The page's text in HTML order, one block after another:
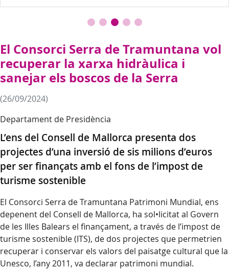
El Consorci Serra de Tramuntana vol
recuperar la xarxa hidràulica i
sanejar els boscos de la Serra
(26/09/2024)
Departament de Presidència
L’ens del Consell de Mallorca presenta dos
projectes d’una inversió de sis milions d’euros
per ser finançats amb el fons de l’impost de
turisme sostenible
El Consorci Serra de Tramuntana Patrimoni Mundial, ens
depenent del Consell de Mallorca, ha sol•licitat al Govern
de les Illes Balears el finançament, a través de l’impost de
turisme sostenible (ITS), de dos projectes que permetrien
recuperar i conservar els valors del paisatge cultural que la
Unesco, l’any 2011, va declarar patrimoni mundial.